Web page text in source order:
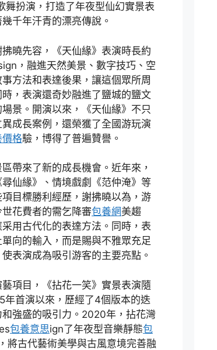
舞扮演，打造了年夜型仙幻實景表
千年汗青的漂亮傳說。
曉先容，《天仙緣》表演時長約
，融進天然美景、數字技巧、空
方法和表達後果，讓這個眾所周
，表演還奇妙融進了鹽城的鹽文
景。開演以來，《天仙緣》不只
成長案例，還榮獲了全國游玩演
價格驗，博得了普遍贊譽。
帶來了新的成長機會。近年來，
仙緣》、情境戲劇《范仲淹》等
目標勝利經歷，謝拂曉以為，游
花費者的需乞降審包養網美趨
用古代化的表達方法。同時，表
向的輸入，而是賜與不雅眾充足
表演成為吸引游客的主要亮點。
項目，《拈花一笑》實景表演隨
年首演以來，歷經了4個版本的迭
強盛的吸引力。2020年，拈花灣
包養意思ign了年夜型音樂靜態包
將古代藝術美學與古風意境完善融